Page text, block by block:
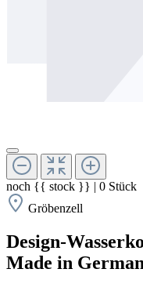
noch {{ stock }} | 0 Stück
Gröbenzell
Design-
Made in